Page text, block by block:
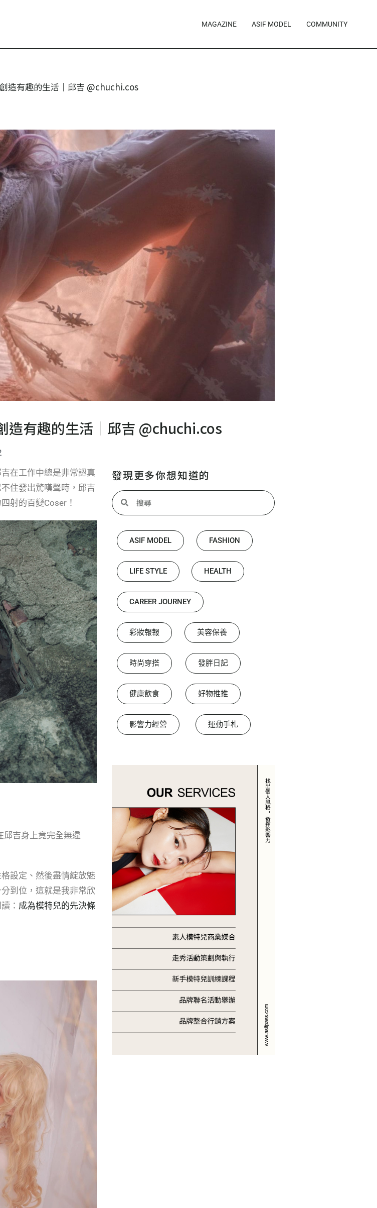
MAGAZINE ASIF MODEL COMMUNITY
造有趣的生活｜邱吉 @chuchi.cos
造有趣的生活｜邱吉 @chuchi.cos
在工作中總是非常認真
住發出驚嘆聲時，邱吉
射的百變Coser！
吉身上竟完全無違
設定、然後盡情綻放魅
到位，這就是我非常欣
： 成為模特兒的先決條
發現更多你想知道的
ASIF MODEL FASHION
LIFE STYLE HEALTH
CAREER JOURNEY
彩妝報報 美容保養
時尚穿搭 發胖日記
健康飲食 好物推推
影響力經營 運動手札